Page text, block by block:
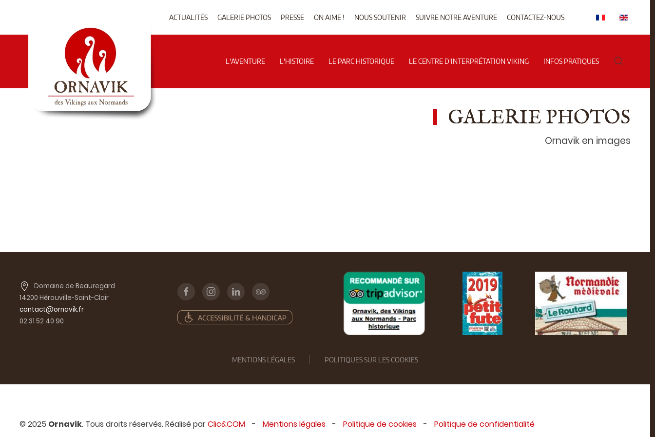
ACTUALITÉS GALERIE PHOTOS PRESSE ON AIME ! NOUS SOUTENIR SUIVRE NOTRE AVENTURE CONTACTEZ-NOUS
L'AVENTURE L'HISTOIRE LE PARC HISTORIQUE LE CENTRE D'INTERPRÉTATION VIKING INFOS PRATIQUES
GALERIE PHOTOS
Ornavik en images
Domaine de Beauregard
14200 Hérouville-Saint-Clair
contact@ornavik.fr
02 31 52 40 90
MENTIONS LÉGALES POLITIQUES SUR LES COOKIES
© 2025 Ornavik. Tous droits réservés. Réalisé parClic&COM - Mentions légales - Politique de cookies - Politique de confidentialité